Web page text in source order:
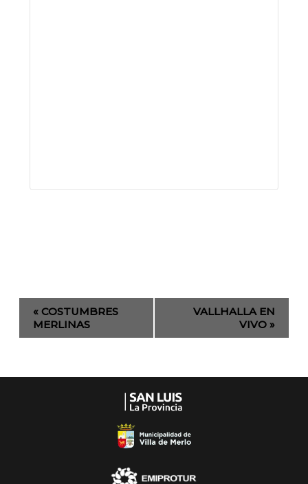
Evento
Navegación
« COSTUMBRES
MERLINAS
VALLHALLA EN
VIVO »